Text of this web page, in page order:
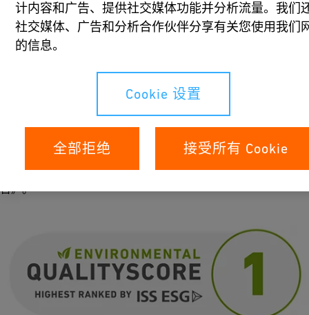
合作，将于2021年5月27日公布“欧洲气候领袖”完整排名。
此外，在机构股东服务（ISS）组织的评级中，GF首次在 “工业
企业如何披露其环境数据（例如温室气体排放和废物量），与同
行业的其他公司进行比较，来考察企业的透明度。
导地位表示认可。随后，上述奖项相继颁发。
GF将于2021年6月3日在GF网站上发布《2020年可持续发展报
告》。
计内容和广告、提供社交媒体功能并分析流量。我们
社交媒体、广告和分析合作伙伴分享有关您使用我们
的信息。
Cookie 设置
全部拒绝 接受所有 Cookie